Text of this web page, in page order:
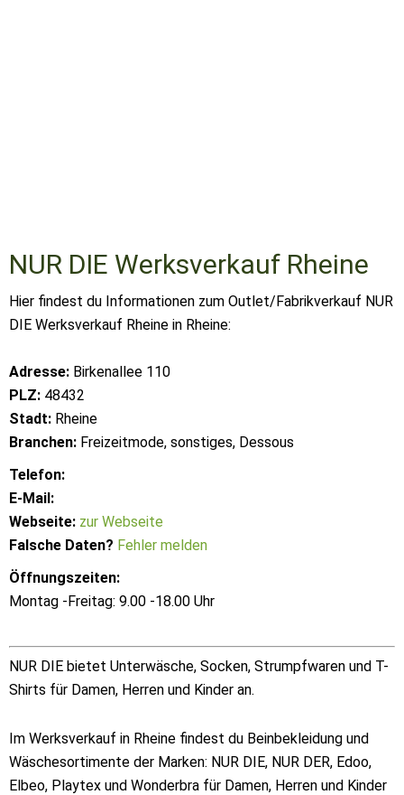
NUR DIE Werksverkauf Rheine
Hier findest du Informationen zum Outlet/Fabrikverkauf NUR
DIE Werksverkauf Rheine in Rheine:
Adresse: Birkenallee 110
PLZ: 48432
Stadt: Rheine
Branchen: Freizeitmode, sonstiges, Dessous
Telefon:
E-Mail:
Webseite: zur Webseite
Falsche Daten? Fehler melden
Öffnungszeiten:
Montag -Freitag: 9.00 -18.00 Uhr
NUR DIE bietet Unterwäsche, Socken, Strumpfwaren und T-
Shirts für Damen, Herren und Kinder an.
Im Werksverkauf in Rheine findest du Beinbekleidung und
Wäschesortimente der Marken: NUR DIE, NUR DER, Edoo,
Elbeo, Playtex und Wonderbra für Damen, Herren und Kinder